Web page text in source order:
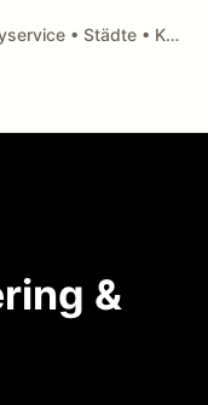
Catering & Partyservice • Städte • Küchenarten • Anfragen
&